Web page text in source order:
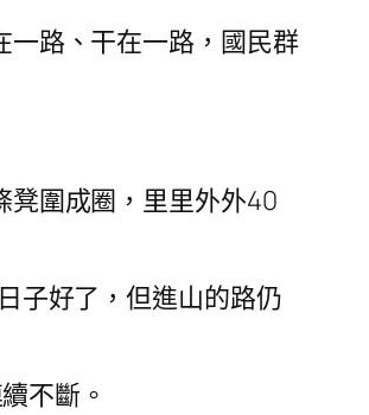
路、干在一路，國民群
凳圍成圈，里里外外40
子好了，但進山的路仍
不斷。